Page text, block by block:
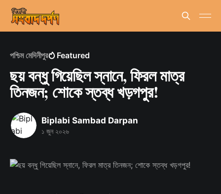
পশ্চিম মেদিনীপুর Featured
ছয় বন্ধু গিয়েছিল স্নানে, ফিরল মাত্র
তিনজন; শোকে স্তব্ধ খড়গপুর!
Biplabi Sambad Darpan
১ জুন ২০২৬